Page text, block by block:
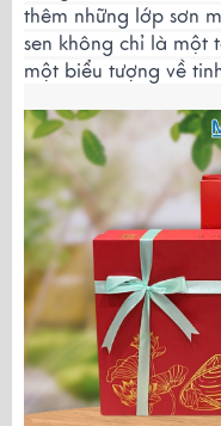
thêm những lớp sơn
sen không chỉ là một
một biểu tượng về